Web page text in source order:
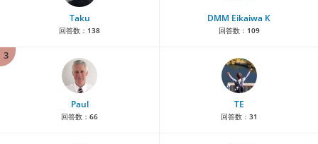
Taku
回答数： 138
DMM Eikaiwa K
回答数： 109
3
Paul
回答数： 66
TE
回答数： 31